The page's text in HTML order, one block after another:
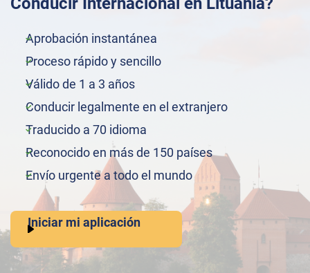
Aprobación instantánea
Proceso rápido y sencillo
Válido de 1 a 3 años
Conducir legalmente en el extranjero
Traducido a 70 idioma
Reconocido en más de 150 países
Envío urgente a todo el mundo
Iniciar mi aplicación